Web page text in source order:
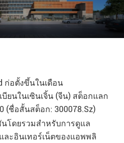
ก่อตั้งขึ้นในเดือน
ยนในเซินเจิ้น (จีน) สต็อกแลก
(ชื่อสั้นสต็อก: 300078.Sz)
โดยรวมสำหรับการดูแล
ะอินเทอร์เน็ตของแอพพลิ